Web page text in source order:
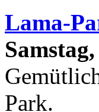
Lama-
Park.